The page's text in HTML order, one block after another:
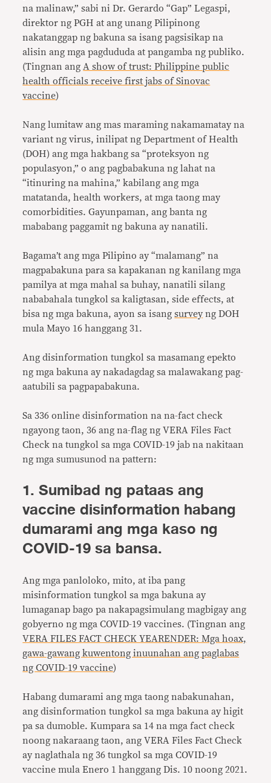
na malinaw,” sabi ni Dr. Gerardo “Gap” Legaspi,
direktor ng PGH at ang unang Pilipinong
nakatanggap ng bakuna sa isang pagsisikap na
alisin ang mga pagdududa at pangamba ng publiko.
(Tingnan ang A show of trust: Philippine public
health officials receive first jabs of Sinovac
vaccine)
Nang lumitaw ang mas maraming nakamamatay na
variant ng virus, inilipat ng Department of Health
(DOH) ang mga hakbang sa “proteksyon ng
populasyon,” o ang pagbabakuna ng lahat na
“itinuring na mahina,” kabilang ang mga
matatanda, health workers, at mga taong may
comorbidities. Gayunpaman, ang banta ng
mababang paggamit ng bakuna ay nanatili.
Bagama’t ang mga Pilipino ay “malamang” na
magpabakuna para sa kapakanan ng kanilang mga
pamilya at mga mahal sa buhay, nanatili silang
nababahala tungkol sa kaligtasan, side effects, at
bisa ng mga bakuna, ayon sa isangsurvey ng DOH
mula Mayo 16 hanggang 31.
Ang disinformation tungkol sa masamang epekto
ng mga bakuna ay nakadagdag sa malawakang pag-
aatubili sa pagpapabakuna.
Sa 336 online disinformation na na-fact check
ngayong taon, 36 ang na-flag ng VERA Files Fact
Check na tungkol sa mga COVID-19 jab na nakitaan
ng mga sumusunod na pattern:
1. Sumibad ng pataas ang
vaccine disinformation habang
dumarami ang mga kaso ng
COVID-19 sa bansa.
Ang mga panloloko, mito, at iba pang
misinformation tungkol sa mga bakuna ay
lumaganap bago pa nakapagsimulang magbigay ang
gobyerno ng mga COVID-19 vaccines. (Tingnan ang
VERA FILES FACT CHECK YEARENDER: Mga hoax,
gawa-gawang kuwentong inuunahan ang paglabas
ng COVID-19 vaccine)
Habang dumarami ang mga taong nabakunahan,
ang disinformation tungkol sa mga bakuna ay higit
pa sa dumoble. Kumpara sa 14 na mga fact check
noong nakaraang taon, ang VERA Files Fact Check
ay naglathala ng 36 tungkol sa mga COVID-19
vaccine mula Enero 1 hanggang Dis. 10 noong 2021.